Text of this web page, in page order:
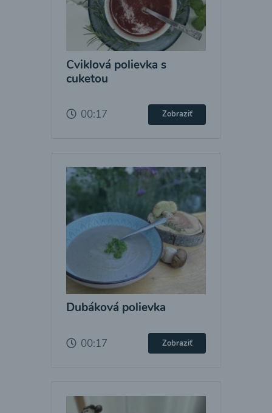
Cviklová polievka s
cuketou
00:17 Zobraziť
Dubáková polievka
00:17 Zobraziť